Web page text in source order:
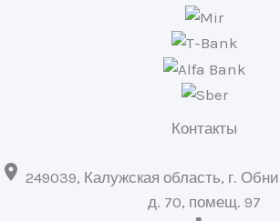
Контакты
 249039, Калужская область, г.
д. 70, помещ. 97